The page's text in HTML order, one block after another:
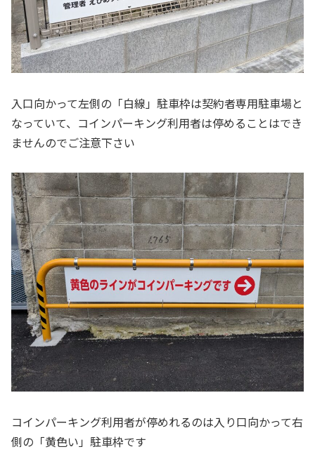
入口向かって左側の「白線」駐車枠は契約者専用駐車場と
なっていて、コインパーキング利用者は停めることはでき
ませんのでご注意下さい
コインパーキング利用者が停めれるのは入り口向かって右
側の「黄色い」駐車枠です